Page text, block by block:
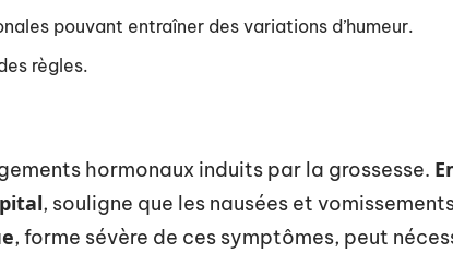
pouvant entraîner des variations d’humeur.
règles.
hormonaux induits par la grossesse.
, souligne que les nausées et
, forme sévère de ces symptômes, peut